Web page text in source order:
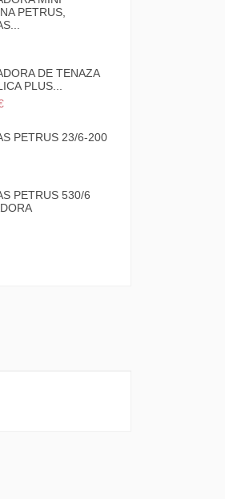
PETRUS,
DE TENAZA
PLUS...
PETRUS 23/6-200
PETRUS 530/6